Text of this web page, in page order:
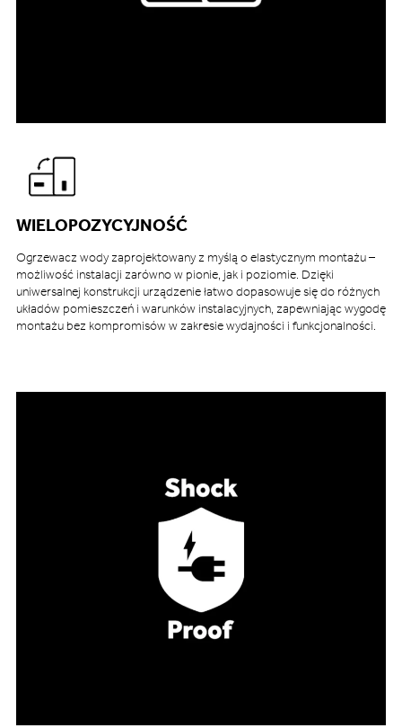
WIELOPOZYCYJNOŚĆ
Ogrzewacz wody zaprojektowany z myślą o elastycznym montażu –
możliwość instalacji zarówno w pionie, jak i poziomie. Dzięki
uniwersalnej konstrukcji urządzenie łatwo dopasowuje się do różnych
układów pomieszczeń i warunków instalacyjnych, zapewniając wygodę
montażu bez kompromisów w zakresie wydajności i funkcjonalności.